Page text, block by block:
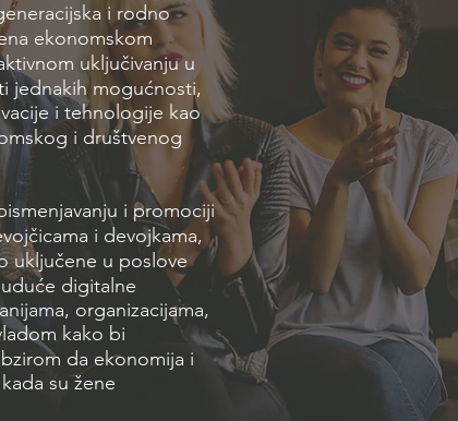
i rodno
ekonomskom
uključivanju u
jednakih mogućnosti,
i tehnologije kao
i društvenog
i promociji
i devojkama,
uključene u poslove
digitalne
organizacijama,
kako bi
da ekonomija i
su žene